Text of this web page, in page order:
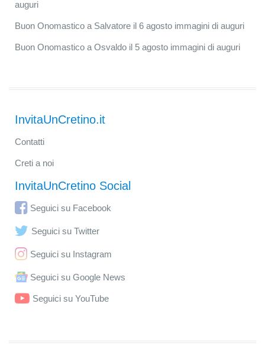
auguri
Buon Onomastico a Salvatore il 6 agosto immagini di auguri
Buon Onomastico a Osvaldo il 5 agosto immagini di auguri
InvitaUnCretino.it
Contatti
Creti a noi
InvitaUnCretino Social
Seguici su Facebook
Seguici su Twitter
Seguici su Instagram
Seguici su Google News
Seguici su YouTube